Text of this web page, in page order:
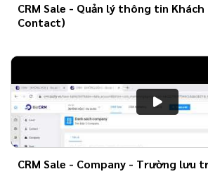
CRM Sale - Quản lý thông tin
Contact)
CRM Sale - Company - Trường lưu